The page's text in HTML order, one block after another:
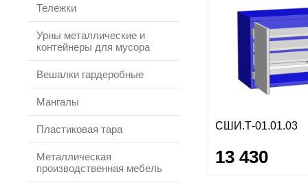
Тележки
Урны металлические и
контейнеры для мусора
Вешалки гардеробные
Мангалы
Пластиковая тара
Металлическая
производственная мебель
СШИ.Т-01.01.03
13 430